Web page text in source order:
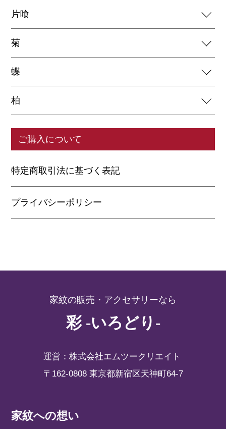
片喰
菊
蝶
柏
ご購入について
特定商取引法に基づく表記
プライバシーポリシー
家紋の販売・アクセサリーなら
彩 -いろどり-
運営：株式会社エムツークリエイト
〒162-0808 東京都新宿区天神町64-7
家紋への想い